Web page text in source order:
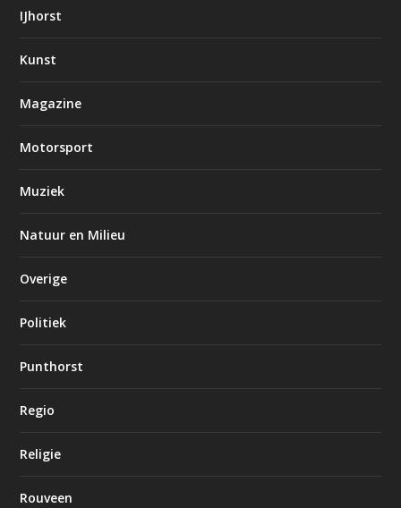
IJhorst
Kunst
Magazine
Motorsport
Muziek
Natuur en Milieu
Overige
Politiek
Punthorst
Regio
Religie
Rouveen